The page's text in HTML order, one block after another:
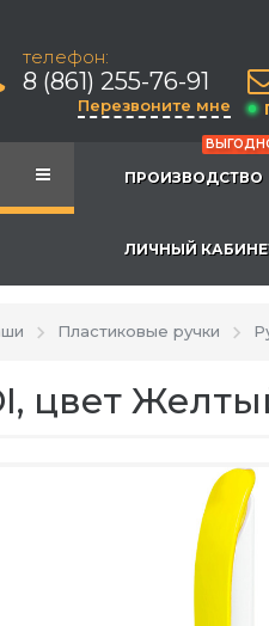
телефон:
8 (861) 255-76-91
Перезвоните мне
ПРОИЗВОДСТВО
ЛИЧНЫЙ
Пластиковые ручки
цвет